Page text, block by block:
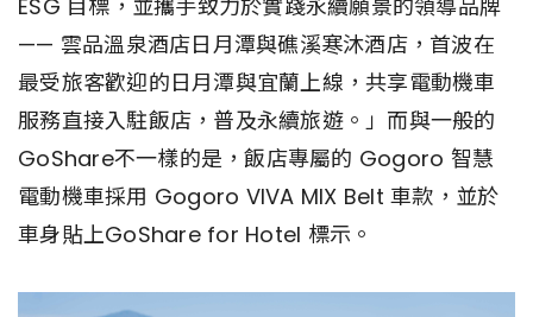
ESG 目標，並攜手致力於實踐永續願景的領導品牌
—— 雲品溫泉酒店日月潭與礁溪寒沐酒店，首波在
最受旅客歡迎的日月潭與宜蘭上線，共享電動機車
服務直接入駐飯店，普及永續旅遊。」而與一般的
GoShare不一樣的是，飯店專屬的 Gogoro 智慧
電動機車採用 Gogoro VIVA MIX Belt 車款，並於
車身貼上GoShare for Hotel 標示。